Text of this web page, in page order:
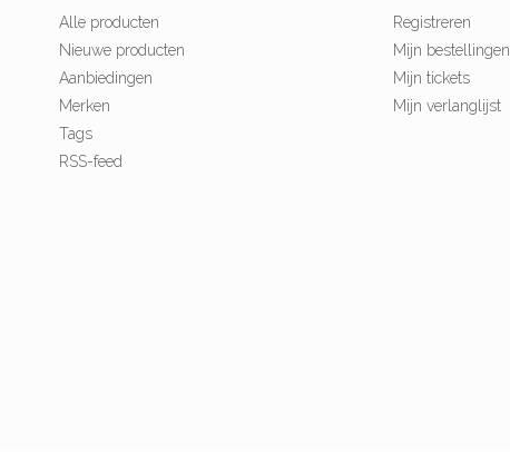
Alle producten
Nieuwe producten
Aanbiedingen
Merken
Tags
RSS-feed
Registreren
Mijn bestellingen
Mijn tickets
Mijn verlanglijst